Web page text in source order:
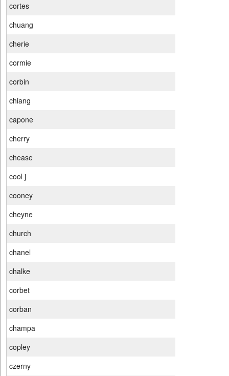
cortes
chuang
cherie
cormie
corbin
chiang
capone
cherry
chease
cool j
cooney
cheyne
church
chanel
chalke
corbet
corban
champa
copley
czerny